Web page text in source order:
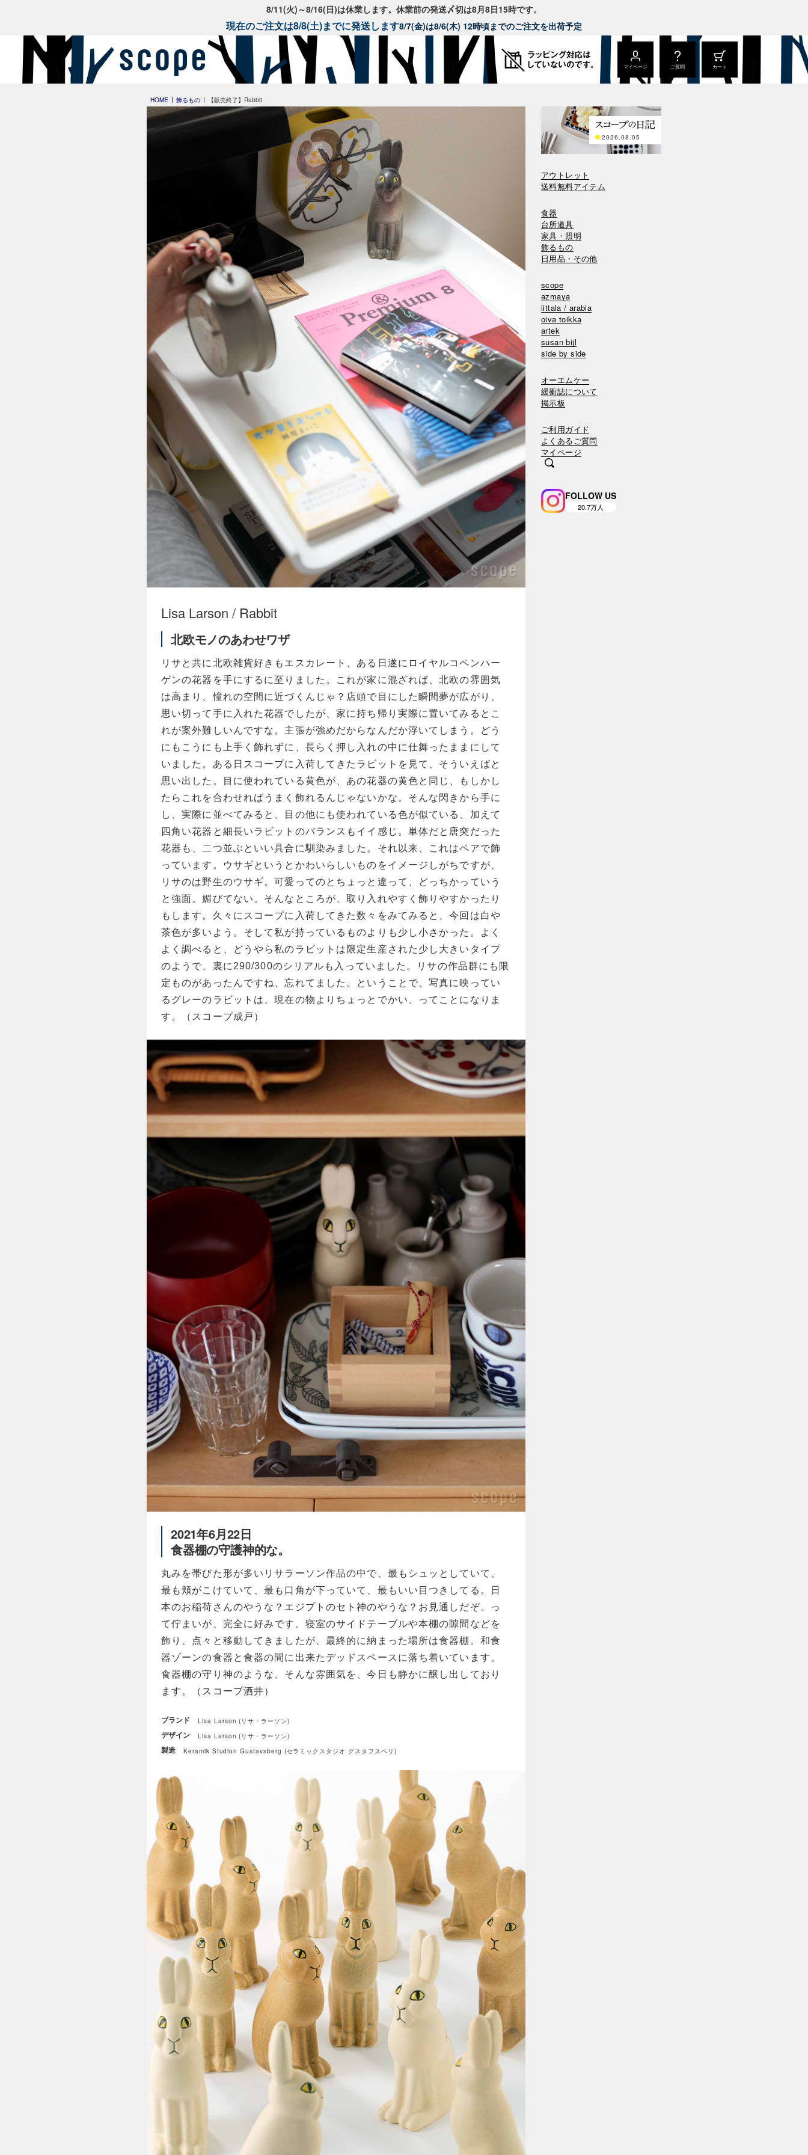
8/11(火)～8/16(日)は休業します。休業前の発送〆切は8月8日15時です。
現在のご注文は8/8(土)までに発送します8/7(金)は8/6(木) 12時頃までのご注文を出荷予定
マイページ ご質問 カート
HOME 飾るもの 【販売終了】Rabbit
Lisa Larson / Rabbit
北欧モノのあわせワザ
リサと共に北欧雑貨好きもエスカレート、ある日遂にロイヤルコペンハー
ゲンの花器を手にするに至りました。これが家に混ざれば、北欧の雰囲気
は高まり、憧れの空間に近づくんじゃ？店頭で目にした瞬間夢が広がり、
思い切って手に入れた花器でしたが、家に持ち帰り実際に置いてみるとこ
れが案外難しいんですな。主張が強めだからなんだか浮いてしまう。どう
にもこうにも上手く飾れずに、長らく押し入れの中に仕舞ったままにして
いました。ある日スコープに入荷してきたラビットを見て、そういえばと
思い出した。目に使われている黄色が、あの花器の黄色と同じ、もしかし
たらこれを合わせればうまく飾れるんじゃないかな。そんな閃きから手に
し、実際に並べてみると、目の他にも使われている色が似ている、加えて
四角い花器と細長いラビットのバランスもイイ感じ。単体だと唐突だった
花器も、二つ並ぶといい具合に馴染みました。それ以来、これはペアで飾
っています。ウサギというとかわいらしいものをイメージしがちですが、
リサのは野生のウサギ。可愛ってのとちょっと違って、どっちかっていう
と強面。媚びてない。そんなところが、取り入れやすく飾りやすかったり
もします。久々にスコープに入荷してきた数々をみてみると、今回は白や
茶色が多いよう。そして私が持っているものよりも少し小さかった。よく
よく調べると、どうやら私のラビットは限定生産された少し大きいタイプ
のようで、裏に290/300のシリアルも入っていました。リサの作品群にも限
定ものがあったんですね、忘れてました。ということで、写真に映ってい
るグレーのラビットは、現在の物よりちょっとでかい、ってことになりま
す。（スコープ成戸）
2021年6月22日
食器棚の守護神的な。
丸みを帯びた形が多いリサラーソン作品の中で、最もシュッとしていて、
最も頬がこけていて、最も口角が下っていて、最もいい目つきしてる。日
本のお稲荷さんのやうな？エジプトのセト神のやうな？お見通しだぞ。っ
て佇まいが、完全に好みです。寝室のサイドテーブルや本棚の隙間などを
飾り、点々と移動してきましたが、最終的に納まった場所は食器棚。和食
器ゾーンの食器と食器の間に出来たデッドスペースに落ち着いています。
食器棚の守り神のような、そんな雰囲気を、今日も静かに醸し出しており
ます。（スコープ酒井）
ブランド Lisa Larson (リサ・ラーソン)
デザイン Lisa Larson (リサ・ラーソン)
製造 Keramik Studion Gustavsberg (セラミックスタジオ グスタフスベリ)
2026.08.05
アウトレット
送料無料アイテム
食器
台所道具
家具・照明
飾るもの
日用品・その他
scope
azmaya
iittala / arabia
oiva toikka
artek
susan bijl
side by side
オーエムケー
緩衝誌について
掲示板
ご利用ガイド
よくあるご質問
マイページ
FOLLOW US